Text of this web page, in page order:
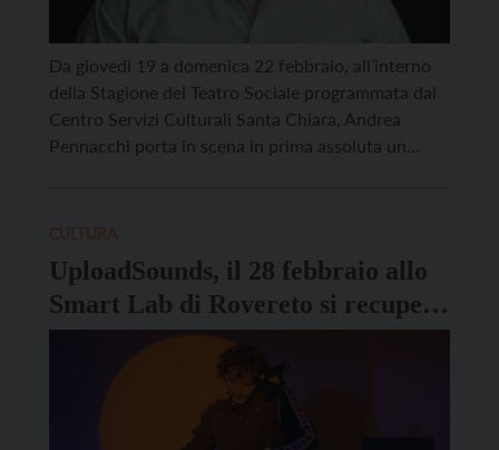
Da giovedì 19 a domenica 22 febbraio, all’interno
della Stagione del Teatro Sociale programmata dal
Centro Servizi Culturali Santa Chiara, Andrea
Pennacchi porta in scena in prima assoluta un
UploadSounds, il 28 febbraio allo
Smart Lab di Rovereto si recupera
il concerto di Dj Gruff